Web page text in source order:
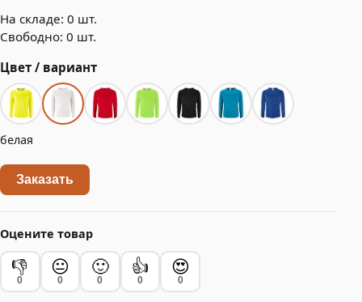
На складе: 0 шт.
Свободно: 0 шт.
Цвет / вариант
белая
Заказать
Оцените товар
👎
0
😐
0
🙂
0
👍
0
😍
0